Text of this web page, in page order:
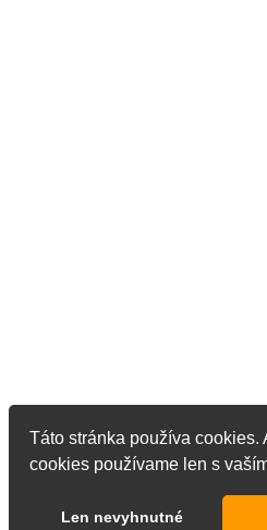
Táto stránka používa cookies.
cookies používame len s
Len nevyhnutné